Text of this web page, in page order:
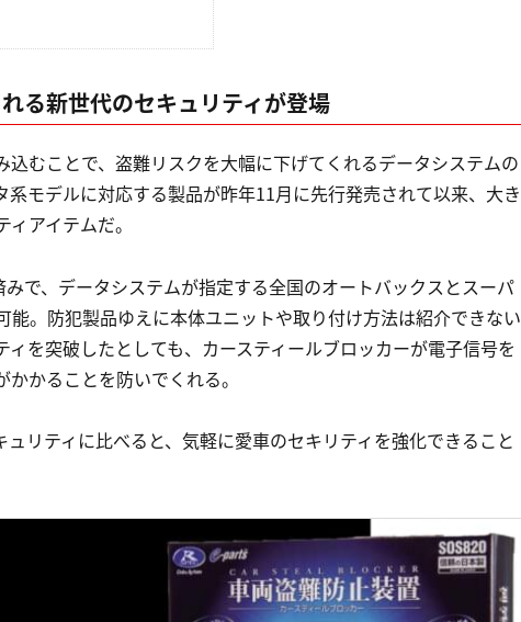
る新世代のセキュリティが登場
むことで、盗難リスクを大幅に下げてくれるデータシステムの
系モデルに対応する製品が昨年11月に先行発売されて以来、大き
アイテムだ。
で、データシステムが指定する全国のオートバックスとスーパ
能。防犯製品ゆえに本体ユニットや取り付け方法は紹介できない
を突破したとしても、カースティールブロッカーが電子信号を
かることを防いでくれる。
リティに比べると、気軽に愛車のセキリティを強化できること